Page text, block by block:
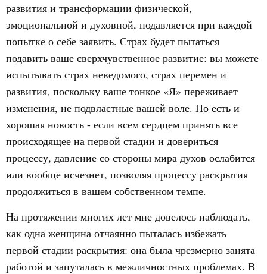
развития и трансформации физической,
эмоциональной и духовной, подавляется при каждой
попытке о себе заявить. Страх будет пытаться
подавить ваше сверхчувственное развитие: вы можете
испытывать страх неведомого, страх перемен и
развития, поскольку ваше тонкое «Я» переживает
изменения, не подвластные вашей воле. Но есть и
хорошая новость - если всем сердцем принять все
происходящее на первой стадии и довериться
процессу, давление со стороны мира духов ослабится
или вообще исчезнет, позволяя процессу раскрытия
продолжиться в вашем собственном темпе.
На протяжении многих лет мне довелось наблюдать,
как одна женщина отчаянно пыталась избежать
первой стадии раскрытия: она была чрезмерно занята
работой и запуталась в межличностных проблемах. В